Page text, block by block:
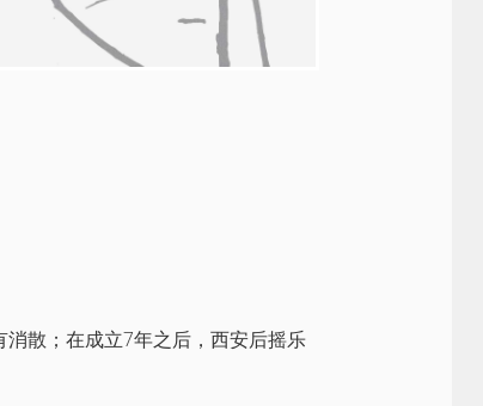
散；在成立7年之后，西安后摇乐